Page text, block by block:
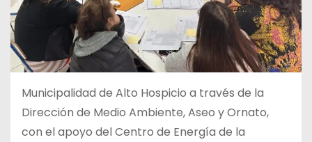
Municipalidad de Alto Hospicio a través de la
Dirección de Medio Ambiente, Aseo y Ornato,
con el apoyo del Centro de Energía de la